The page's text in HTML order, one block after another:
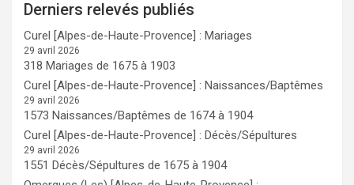
Derniers relevés publiés
Curel [Alpes-de-Haute-Provence] : Mariages
29 avril 2026
318 Mariages de 1675 à 1903
Curel [Alpes-de-Haute-Provence] : Naissances/Baptêmes
29 avril 2026
1573 Naissances/Baptêmes de 1674 à 1904
Curel [Alpes-de-Haute-Provence] : Décès/Sépultures
29 avril 2026
1551 Décès/Sépultures de 1675 à 1904